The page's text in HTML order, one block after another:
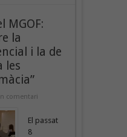
MGOF:
la
i la de
les
comentari
El passat
8